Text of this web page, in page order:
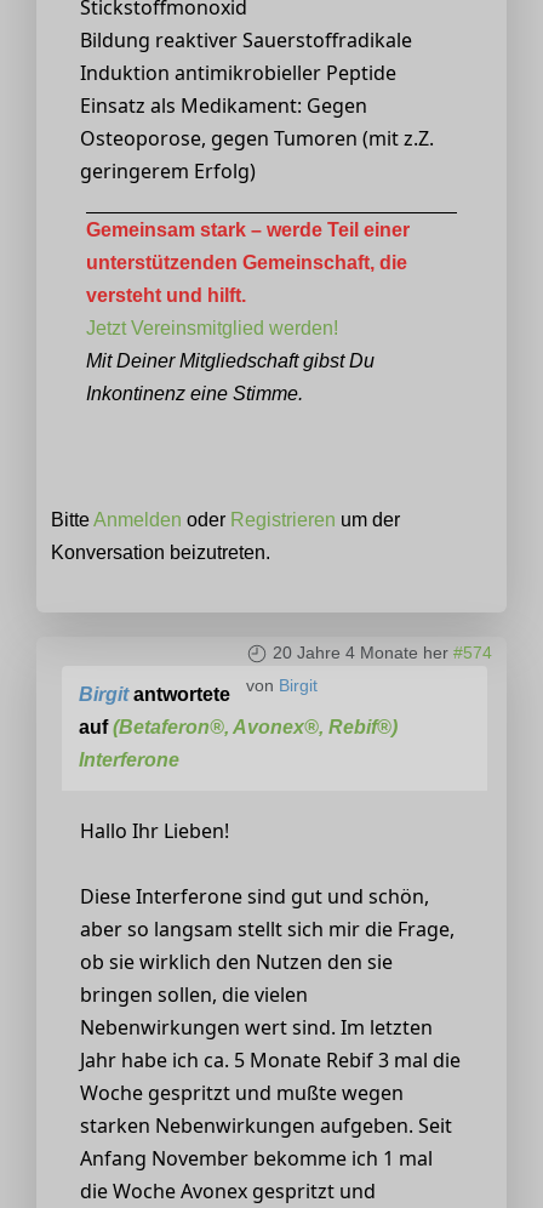
Stickstoffmonoxid
Bildung reaktiver Sauerstoffradikale
Induktion antimikrobieller Peptide
Einsatz als Medikament: Gegen
Osteoporose, gegen Tumoren (mit z.Z.
geringerem Erfolg)
Gemeinsam stark – werde Teil einer
unterstützenden Gemeinschaft, die
versteht und hilft.
Jetzt Vereinsmitglied werden!
Mit Deiner Mitgliedschaft gibst Du
Inkontinenz eine Stimme.
BitteAnmelden oder Registrieren um der
Konversation beizutreten.
20 Jahre 4 Monate her #574
von Birgit
Birgitantwortete
auf(Betaferon®, Avonex®, Rebif®)
Interferone
Hallo Ihr Lieben!
Diese Interferone sind gut und schön,
aber so langsam stellt sich mir die Frage,
ob sie wirklich den Nutzen den sie
bringen sollen, die vielen
Nebenwirkungen wert sind. Im letzten
Jahr habe ich ca. 5 Monate Rebif 3 mal die
Woche gespritzt und mußte wegen
starken Nebenwirkungen aufgeben. Seit
Anfang November bekomme ich 1 mal
die Woche Avonex gespritzt und